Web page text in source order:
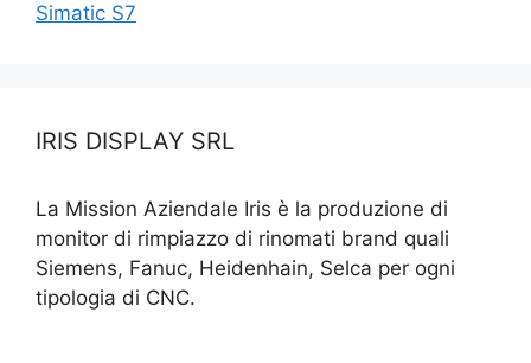
Simatic S7
IRIS DISPLAY SRL
La Mission Aziendale Iris è la produzione di
monitor di rimpiazzo di rinomati brand quali
Siemens, Fanuc, Heidenhain, Selca per ogni
tipologia di CNC.